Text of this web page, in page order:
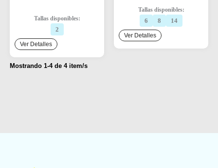
era:
S/59.00.
Tallas disponibles:
2
Ver Detalles
era:
S/39.90.
Tallas disponibles:
6 8 14
Ver Detalles
Mostrando 1-4de 4item/s